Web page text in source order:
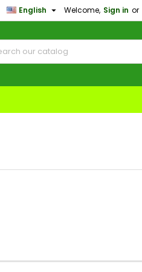
Welcome, Sign in or
English 